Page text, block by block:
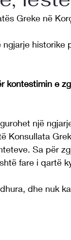
Greke në
historike
kontestimin e
një
Konsullata
Sa për
fare i qartë
dhe nuk